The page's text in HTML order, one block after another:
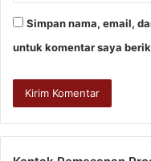
Simpan nama, email,
untuk komentar saya